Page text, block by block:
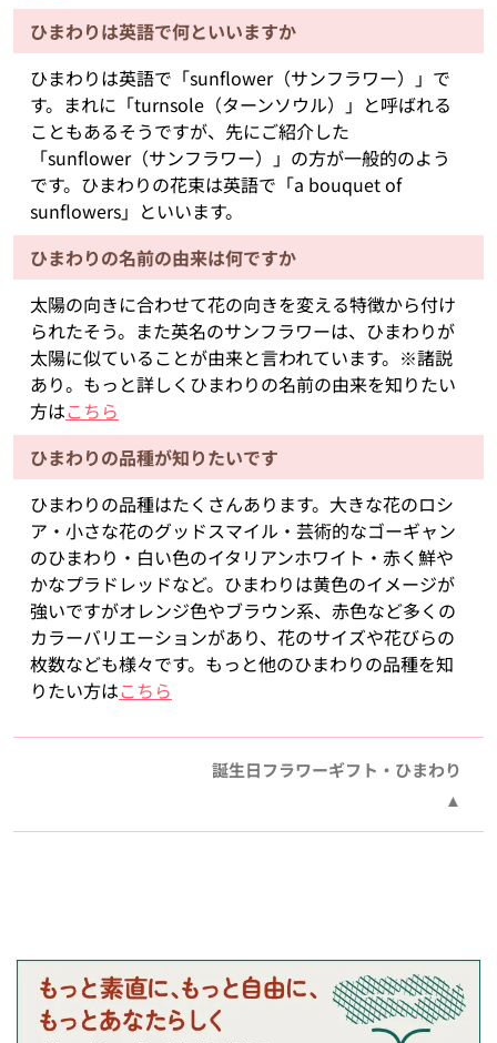
ひまわりは英語で何といいますか
ひまわりは英語で「sunflower（サンフラワー）」で
す。まれに「turnsole（ターンソウル）」と呼ばれる
こともあるそうですが、先にご紹介した
「sunflower（サンフラワー）」の方が一般的のよう
です。ひまわりの花束は英語で「a bouquet of
sunflowers」といいます。
ひまわりの名前の由来は何ですか
太陽の向きに合わせて花の向きを変える特徴から付け
られたそう。また英名のサンフラワーは、ひまわりが
太陽に似ていることが由来と言われています。※諸説
あり。もっと詳しくひまわりの名前の由来を知りたい
方はこちら
ひまわりの品種が知りたいです
ひまわりの品種はたくさんあります。大きな花のロシ
ア・小さな花のグッドスマイル・芸術的なゴーギャン
のひまわり・白い色のイタリアンホワイト・赤く鮮や
かなプラドレッドなど。ひまわりは黄色のイメージが
強いですがオレンジ色やブラウン系、赤色など多くの
カラーバリエーションがあり、花のサイズや花びらの
枚数なども様々です。もっと他のひまわりの品種を知
りたい方はこちら
誕生日フラワーギフト・ひまわり